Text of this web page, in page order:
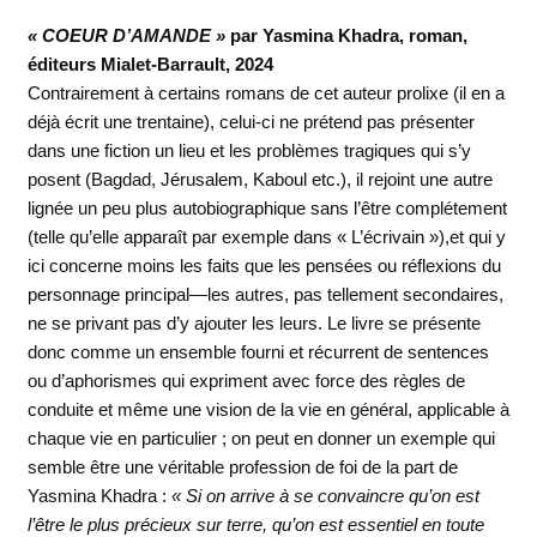
« COEUR D’AMANDE »par Yasmina Khadra, roman,
éditeurs Mialet-Barrault, 2024
Contrairement à certains romans de cet auteur prolixe (il en a
déjà écrit une trentaine), celui-ci ne prétend pas présenter
dans une fiction un lieu et les problèmes tragiques qui s’y
posent (Bagdad, Jérusalem, Kaboul etc.), il rejoint une autre
lignée un peu plus autobiographique sans l’être complétement
(telle qu’elle apparaît par exemple dans « L’écrivain »),et qui y
ici concerne moins les faits que les pensées ou réflexions du
personnage principal—les autres, pas tellement secondaires,
ne se privant pas d’y ajouter les leurs. Le livre se présente
donc comme un ensemble fourni et récurrent de sentences
ou d’aphorismes qui expriment avec force des règles de
conduite et même une vision de la vie en général, applicable à
chaque vie en particulier ; on peut en donner un exemple qui
semble être une véritable profession de foi de la part de
Yasmina Khadra : « Si on arrive à se convaincre qu’on est
l’être le plus précieux sur terre, qu’on est essentiel en toute